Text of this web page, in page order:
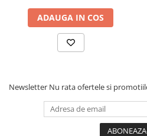
ADAUGA IN COS
Newsletter Nu rata ofertele si